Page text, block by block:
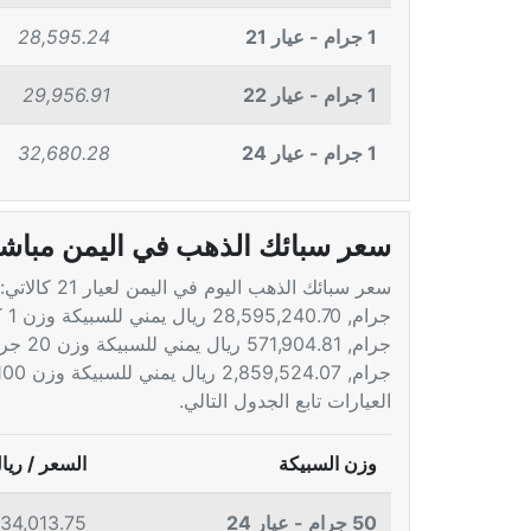
1 جرام - عيار 21 28,595.24
1 جرام - عيار 22 29,956.91
1 جرام - عيار 24 32,680.28
سعر سبائك الذهب في اليمن
جرام, 2,859,524.07 ريال يمني للسبيكة وزن 100 جرام. لمتابعة
العيارات تابع الجدول التالي.
وزن السبيكة السعر /
50 جرام - عيار 24